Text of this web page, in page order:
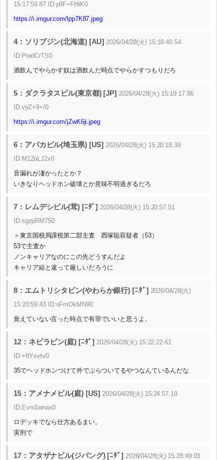
15:17:59.87 ID:p9F+FHiK0
https://i.imgur.com/lpp7K87.jpeg
4：ソリブジン(北海道) [AU] 2026/04/28(火) 15:18:40.54
ID:PredCrTS0
酒飲んでやらかす奴は酒飲んだ時点でやらかすつもりだろ
5：ダクラタスビル(東京都) [JP] 2026/04/28(火) 15:19:17.86
ID:vjrZ+9+/0
https://i.imgur.com/jZwK6ji.jpeg
6：アバカビル(埼玉県) [US] 2026/04/28(火) 15:20:18.39
ID:M1ZoLJ2x0
音漏れが凄かったとか？
いきなりヘッドホン破壊とか意味不明過ぎるだろ
7：レムデシビル(茸) [ﾆﾀﾞ] 2026/04/28(火) 15:20:57.51
ID:sgzpRM750
＞東京国税局課税第二部主査 西塚聡容疑者（53）
53で主査か
ノンキャリアなのにこの先どうすんだよ
キャリア組と違って厳しいだろうに
8：エムトリシタビン(やわらか銀行) [ﾆﾀﾞ] 2026/04/28(火)
15:20:59.43 ID:sFmOkMN90
覚えていない言った時点で有罪でいいと思うよ。
12：ネビラピン(庭) [ﾆﾀﾞ] 2026/04/28(火) 15:22:22.61
ID:+ftYxvtv0
35でヘッドホンつけて外でぶらついてるやつなんているんだな
15：アメナメビル(庭) [US] 2026/04/28(火) 15:24:57.19
ID:Evm1wnax0
ロデッキでなら仕方あるまい。
実刑で
17：アタザナビル(ジパング) [ﾆﾀﾞ] 2026/04/28(火) 15:28:49.03